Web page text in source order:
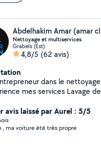
Nettoyage et multiservices
Grabels (Est)
4,8/5 (62 avis)
dans le nettoyage avec 14 ans
de vitre et véranda
aspiration
siège tapis Rénovation des
avis laissé par Aurel : 5/5
, ma voiture été très propre